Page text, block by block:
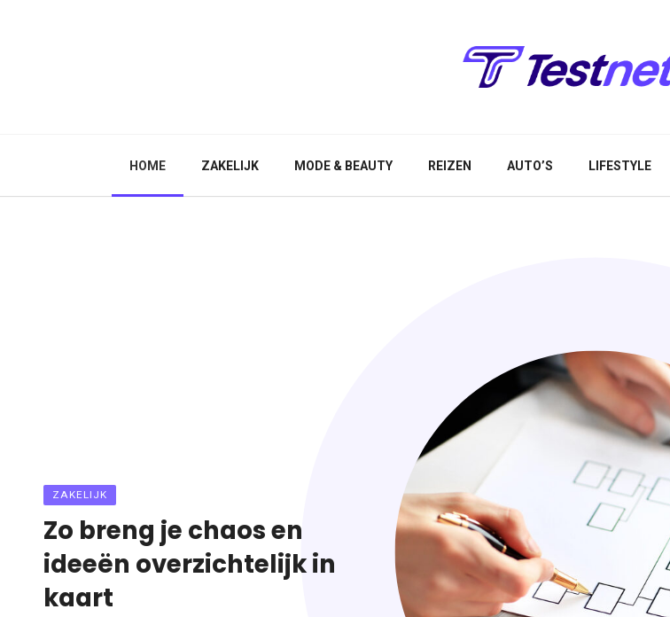
HOME ZAKELIJK MODE & BEAUTY REIZEN AUTO’S LIFESTYLE
ZAKELIJK
Zo breng je chaos en
ideeën overzichtelijk in
kaart
ZAKELIJK
Zo breng je chaos en
ideeën overzichtelijk in
kaart